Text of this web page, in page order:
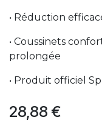
• Réduction
• Coussinets
prolongée
• Produit officiel
28,88 €